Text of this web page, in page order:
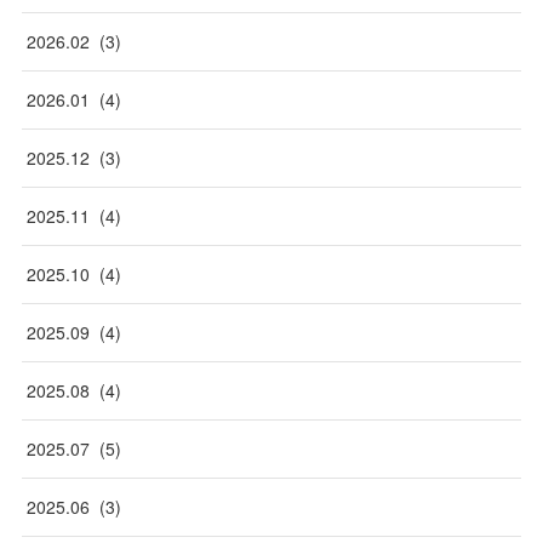
2026.02 (3)
2026.01 (4)
2025.12 (3)
2025.11 (4)
2025.10 (4)
2025.09 (4)
2025.08 (4)
2025.07 (5)
2025.06 (3)